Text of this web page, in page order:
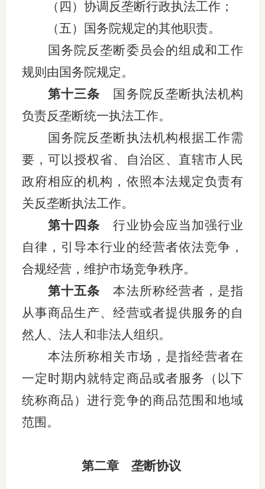
（四）协调反垄断行政执法工作；
（五）国务院规定的其他职责。
国务院反垄断委员会的组成和工作
规则由国务院规定。
第十三条 国务院反垄断执法机构
负责反垄断统一执法工作。
国务院反垄断执法机构根据工作需
要，可以授权省、自治区、直辖市人民
政府相应的机构，依照本法规定负责有
关反垄断执法工作。
第十四条 行业协会应当加强行业
自律，引导本行业的经营者依法竞争，
合规经营，维护市场竞争秩序。
第十五条 本法所称经营者，是指
从事商品生产、经营或者提供服务的自
然人、法人和非法人组织。
本法所称相关市场，是指经营者在
一定时期内就特定商品或者服务（以下
统称商品）进行竞争的商品范围和地域
范围。
第二章 垄断协议